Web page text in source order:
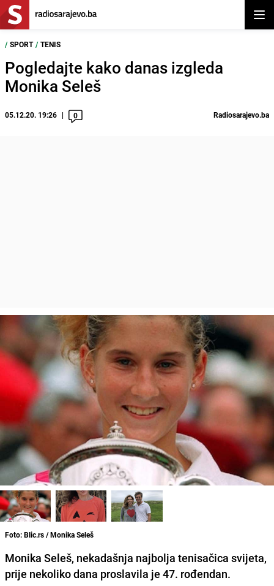
/ SPORT / TENIS
Pogledajte kako danas izgleda
Monika Seleš
05.12.20. 19:26 0 Radiosarajevo.ba
Foto: Blic.rs / Monika Seleš
Monika Seleš, nekadašnja najbolja tenisačica svijeta,
prije nekoliko dana proslavila je 47. rođendan.